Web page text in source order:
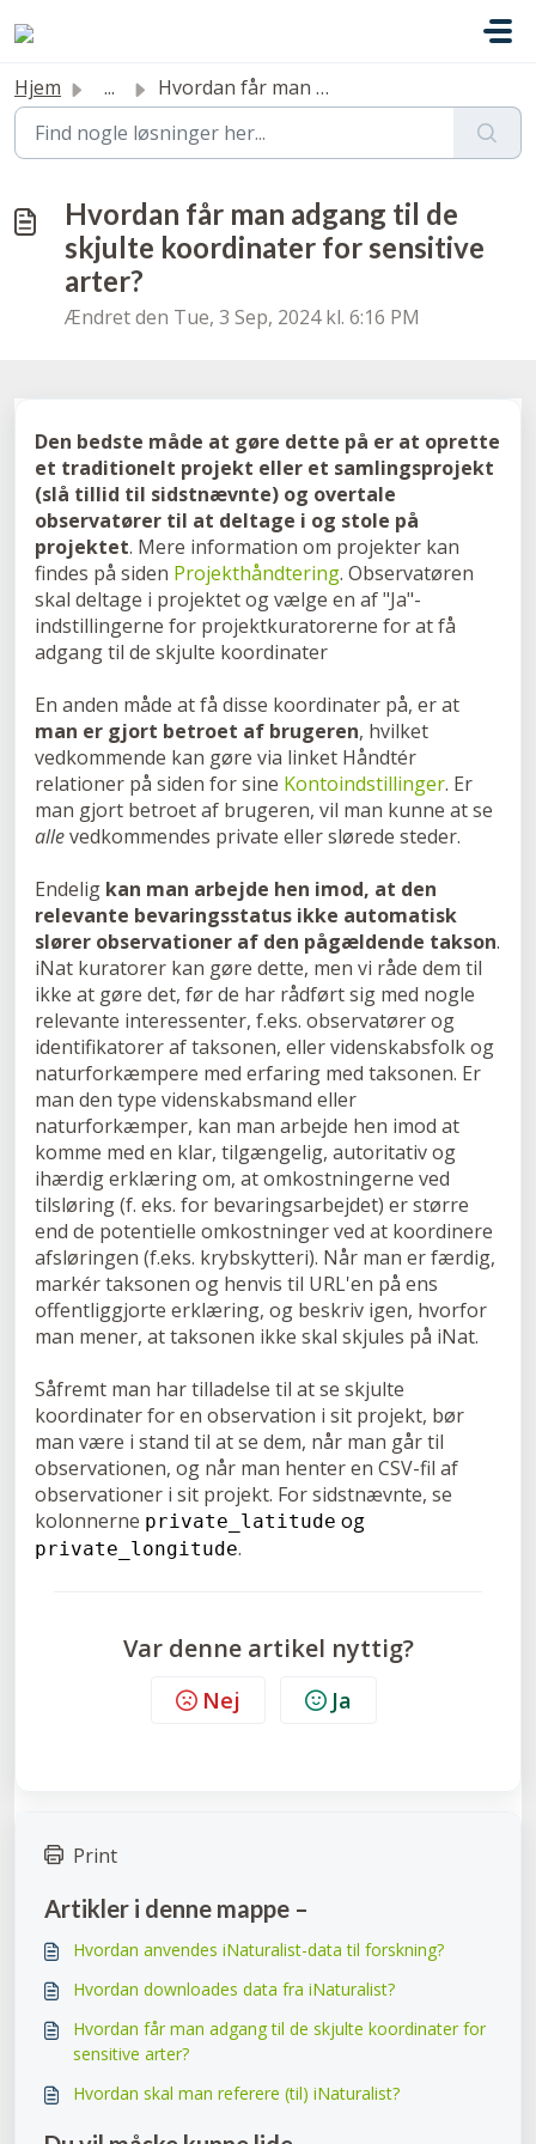
Hjem ... Hvordan får man adgang til de skjulte koordinater for sen...
Hvordan får man adgang til de
skjulte koordinater for sensitive
arter?
Ændret den Tue, 3 Sep, 2024 kl. 6:16 PM
Den bedste måde at gøre dette på er at oprette
et traditionelt projekt eller et samlingsprojekt
(slå tillid til sidstnævnte) og overtale
observatører til at deltage i og stole på
projektet. Mere information om projekter kan
findes på siden Projekthåndtering. Observatøren
skal deltage i projektet og vælge en af "Ja"-
indstillingerne for projektkuratorerne for at få
adgang til de skjulte koordinater
En anden måde at få disse koordinater på, er at
man er gjort betroet af brugeren, hvilket
vedkommende kan gøre via linket Håndtér
relationer på siden for sine Kontoindstillinger. Er
man gjort betroet af brugeren, vil man kunne at se
allevedkommendes private eller slørede steder.
Endelig kan man arbejde hen imod, at den
relevante bevaringsstatus ikke automatisk
slører observationer af den pågældende takson.
iNat kuratorer kan gøre dette, men vi råde dem til
ikke at gøre det, før de har rådført sig med nogle
relevante interessenter, f.eks. observatører og
identifikatorer af taksonen, eller videnskabsfolk og
naturforkæmpere med erfaring med taksonen. Er
man den type videnskabsmand eller
naturforkæmper, kan man arbejde hen imod at
komme med en klar, tilgængelig, autoritativ og
ihærdig erklæring om, at omkostningerne ved
tilsløring (f. eks. for bevaringsarbejdet) er større
end de potentielle omkostninger ved at koordinere
afsløringen (f.eks. krybskytteri). Når man er færdig,
markér taksonen og henvis til URL'en på ens
offentliggjorte erklæring, og beskriv igen, hvorfor
man mener, at taksonen ikke skal skjules på iNat.
Såfremt man har tilladelse til at se skjulte
koordinater for en observation i sit projekt, bør
man være i stand til at se dem, når man går til
observationen, og når man henter en CSV-fil af
observationer i sit projekt. For sidstnævnte, se
kolonnerne private_latitude og
private_longitude.
Var denne artikel nyttig?
Nej Ja
Print
Artikler i denne mappe –
Hvordan anvendes iNaturalist-data til forskning?
Hvordan downloades data fra iNaturalist?
Hvordan får man adgang til de skjulte koordinater for
sensitive arter?
Hvordan skal man referere (til) iNaturalist?